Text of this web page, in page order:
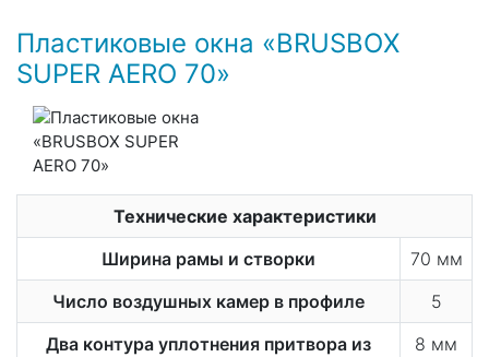
Пластиковые окна «BRUSBOX
SUPER AERO 70»
Технические характеристики
Ширина рамы и створки
70 мм
Число воздушных камер в профиле
5
Два контура уплотнения притвора из
8 мм